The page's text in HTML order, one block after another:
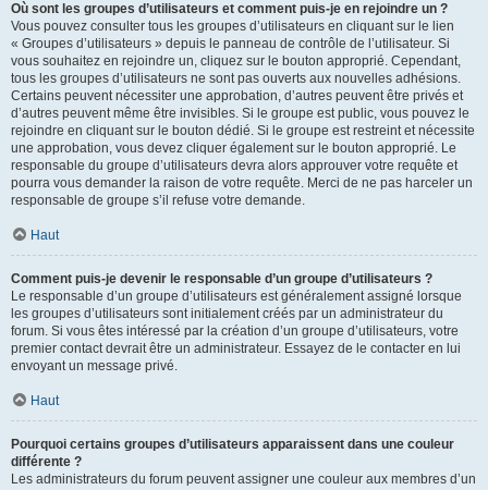
Où sont les groupes d’utilisateurs et comment puis-je en rejoindre un ?
Vous pouvez consulter tous les groupes d’utilisateurs en cliquant sur le lien
« Groupes d’utilisateurs » depuis le panneau de contrôle de l’utilisateur. Si
vous souhaitez en rejoindre un, cliquez sur le bouton approprié. Cependant,
tous les groupes d’utilisateurs ne sont pas ouverts aux nouvelles adhésions.
Certains peuvent nécessiter une approbation, d’autres peuvent être privés et
d’autres peuvent même être invisibles. Si le groupe est public, vous pouvez le
rejoindre en cliquant sur le bouton dédié. Si le groupe est restreint et nécessite
une approbation, vous devez cliquer également sur le bouton approprié. Le
responsable du groupe d’utilisateurs devra alors approuver votre requête et
pourra vous demander la raison de votre requête. Merci de ne pas harceler un
responsable de groupe s’il refuse votre demande.
Haut
Comment puis-je devenir le responsable d’un groupe d’utilisateurs ?
Le responsable d’un groupe d’utilisateurs est généralement assigné lorsque
les groupes d’utilisateurs sont initialement créés par un administrateur du
forum. Si vous êtes intéressé par la création d’un groupe d’utilisateurs, votre
premier contact devrait être un administrateur. Essayez de le contacter en lui
envoyant un message privé.
Haut
Pourquoi certains groupes d’utilisateurs apparaissent dans une couleur
différente ?
Les administrateurs du forum peuvent assigner une couleur aux membres d’un